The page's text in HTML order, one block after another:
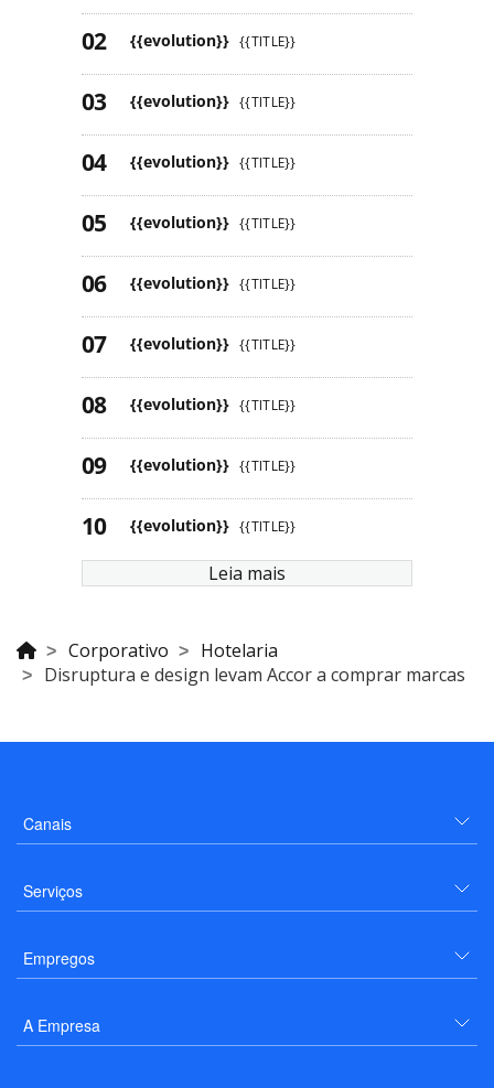
{{evolution}} {{TITLE}}
{{evolution}} {{TITLE}}
{{evolution}} {{TITLE}}
{{evolution}} {{TITLE}}
{{evolution}} {{TITLE}}
{{evolution}} {{TITLE}}
{{evolution}} {{TITLE}}
{{evolution}} {{TITLE}}
{{evolution}} {{TITLE}}
Leia mais
Corporativo
Hotelaria
Disruptura e design levam Accor a comprar marcas
Canais
Serviços
Empregos
A Empresa